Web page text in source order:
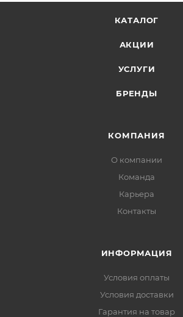
КАТАЛОГ
АКЦИИ
УСЛУГИ
БРЕНДЫ
КОМПАНИЯ
О компании
Команда
Карьера
Контакты
ИНФОРМАЦИЯ
Условия оплаты
Условия доставки
Гарантия на товар